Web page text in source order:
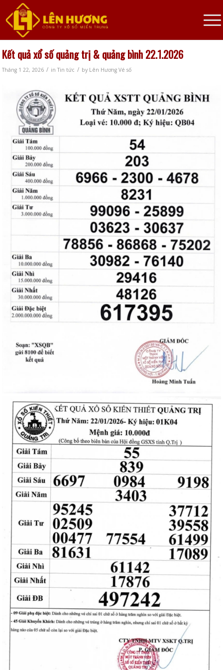
Kết quả xổ số quảng trị & quảng bình 22.1.2026
Tháng 1 22, 2026 / inTin tức / by Lên Hương Vé số